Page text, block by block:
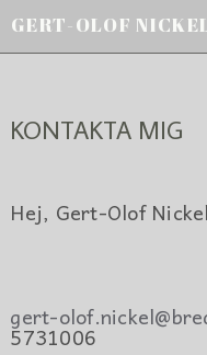
GERT-OLOF
KONTAKTA MIG
Hej, Gert-Olof
gert-
5731006